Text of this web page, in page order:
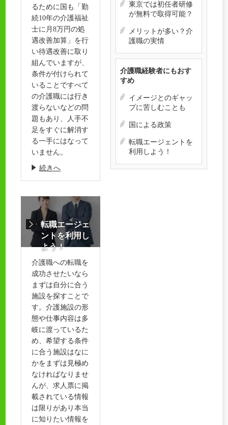
東京では初任者研修
が無料で取得可能？
メリットが多い？介
護職の実情
介護職経験者にもおす
すめ
イメージとのギャッ
プに苦しむことも
国による政策
転職エージェントを
利用しよう！
るために国も「勤
続10年の介護福祉
士に月8万円の処
遇改善加算」を行
い待遇改善に取り
組んでいますが、
条件が付けられて
いることですべて
の介護職には行き
渡らないなどの問
題もあり、人手不
足をすぐに解消す
る一手にはなって
いません。
続きへ
転職エージェ
ントを利用し
よう！
介護職への転職を
成功させたいなら
まずは自分に合う
施設を探すことで
す。介護施設の形
態や仕事内容は多
岐に渡っているた
め、希望する条件
に合う施設はなに
かをまずは見極め
なければなりませ
んが、求人票に掲
載されている情報
は限りがあり本当
に知りたい情報を